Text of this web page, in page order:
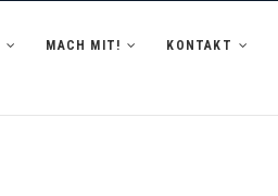
MACH MIT! KONTAKT